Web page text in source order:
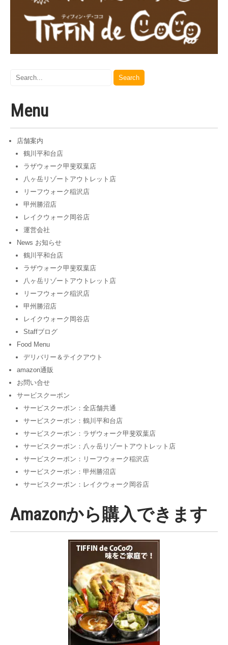
Menu
店舗案内
鶴川平和台店
ラザウォーク甲斐双葉店
八ヶ岳リゾートアウトレット店
リーフウォーク稲沢店
甲州勝沼店
レイクウォーク岡谷店
運営会社
News お知らせ
鶴川平和台店
ラザウォーク甲斐双葉店
八ヶ岳リゾートアウトレット店
リーフウォーク稲沢店
甲州勝沼店
レイクウォーク岡谷店
Staffブログ
Food Menu
デリバリー＆テイクアウト
amazon通販
お問い合せ
サービスクーポン
サービスクーポン：全店舗共通
サービスクーポン：鶴川平和台店
サービスクーポン：ラザウォーク甲斐双葉店
サービスクーポン：八ヶ岳リゾートアウトレット店
サービスクーポン：リーフウォーク稲沢店
サービスクーポン：甲州勝沼店
サービスクーポン：レイクウォーク岡谷店
Amazonから購入できます